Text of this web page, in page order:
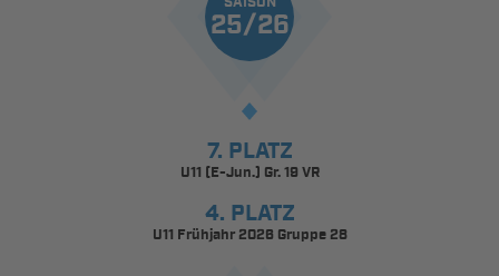
25/26
7. PLATZ
U11 (E-Jun.) Gr. 19 VR
4. PLATZ
U11 Frühjahr 2026 Gruppe 28